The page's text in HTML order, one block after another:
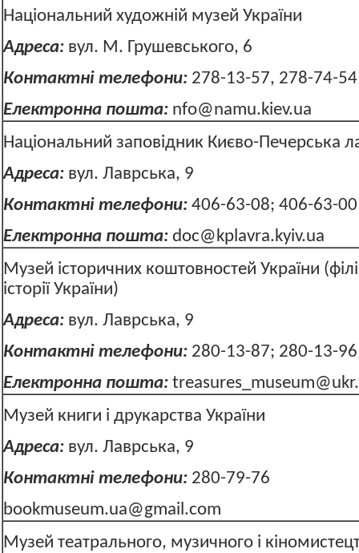
Національний художній музей України
Адреса:вул. М. Грушевського, 6
Контактні телефони:278-13-57, 278-74-54
Електронна пошта: nfo@namu.kiev.ua
Національний заповідник Києво-Печерська
Адреса:вул. Лаврська, 9
Контактні телефони:406-63-08; 406-63-00
Електронна пошта: doc@kplavra.kyiv.ua
Музей історичних коштовностей України
історії України)
Адреса:вул. Лаврська, 9
Контактні телефони:280-13-87; 280-13-96
Електронна пошта:
Музей книги і друкарства України
Адреса:вул. Лаврська, 9
Контактні телефони:280-79-76
bookmuseum.ua@gmail.com
Музей театрального, музичного і